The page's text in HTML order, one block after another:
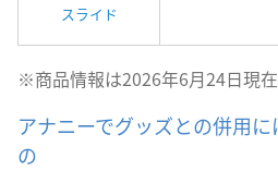
スライド
※商品情報は2026年6月24日現
アナニーでグッズとの併用
の